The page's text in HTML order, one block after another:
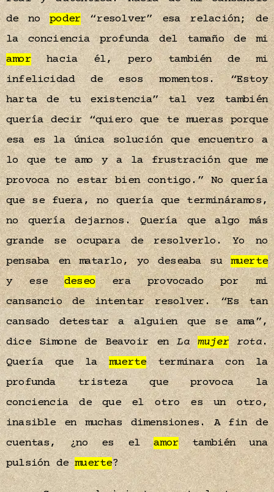
de nopoder“resolver” esa relación; de
la conciencia profunda del tamaño de mi
amorhacia él, pero también de mi
infelicidad de esos momentos. “Estoy
harta de tu existencia” tal vez también
quería decir “quiero que te mueras porque
esa es la única solución que encuentro a
lo que te amo y a la frustración que me
provoca no estar bien contigo.” No quería
que se fuera, no quería que termináramos,
no quería dejarnos. Quería que algo más
grande se ocupara de resolverlo. Yo no
pensaba en matarlo, yo deseaba sumuerte
y esedeseoera provocado por mi
cansancio de intentar resolver. “Es tan
cansado detestar a alguien que se ama”,
dice Simone de Beavoir enLamujerrota.
Quería que lamuerteterminara con la
profunda tristeza que provoca la
conciencia de que el otro es un otro,
inasible en muchas dimensiones. A fin de
cuentas, ¿no es elamortambién una
pulsión demuerte?